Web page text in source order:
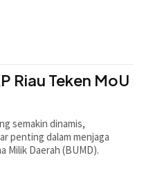
Riau Teken MoU
semakin dinamis,
penting dalam menjaga
Milik Daerah (BUMD).